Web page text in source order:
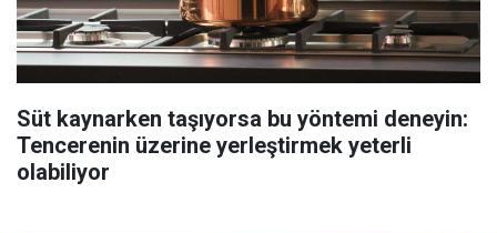
Süt kaynarken taşıyorsa bu yöntemi deneyin:
Tencerenin üzerine yerleştirmek yeterli
olabiliyor